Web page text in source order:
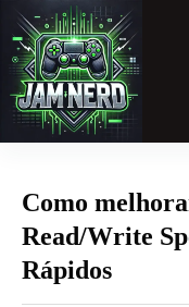
para
conteúdo
Como
Read/Write
Rápidos